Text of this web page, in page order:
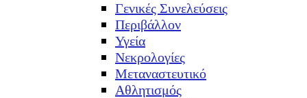
Γενικές Συνελεύσεις
Περιβάλλον
Υγεία
Νεκρολογίες
Μεταναστευτικό
Αθλητισμός